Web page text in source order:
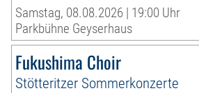
Samstag, 08.08.2026 | 19:00 Uhr
Parkbühne Geyserhaus
Fukushima Choir
Stötteritzer Sommerkonzerte